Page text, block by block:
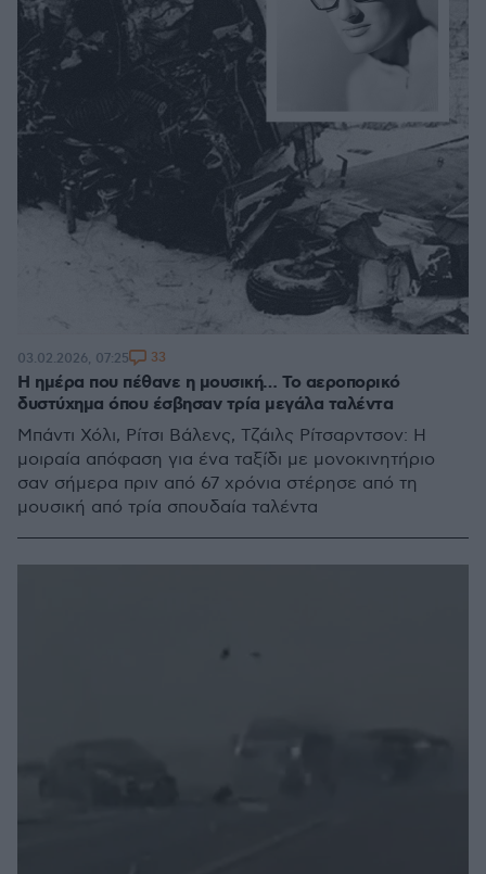
Η ημέρα που πέθανε η μουσική… Το αεροπορικό
δυστύχημα όπου έσβησαν τρία μεγάλα ταλέντα
Μπάντι Χόλι, Ρίτσι Βάλενς, Τζάιλς Ρίτσαρντσον: Η
μοιραία απόφαση για ένα ταξίδι με μονοκινητήριο
σαν σήμερα πριν από 67 χρόνια στέρησε από τη
μουσική από τρία σπουδαία ταλέντα
03.02.2026, 07:25 33